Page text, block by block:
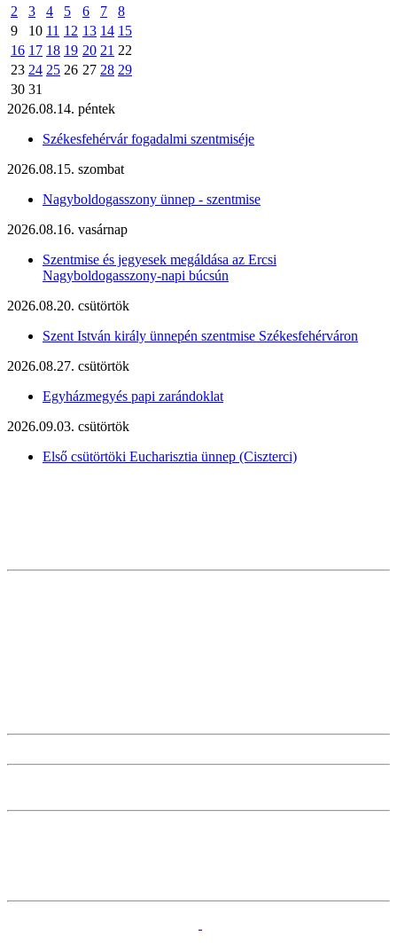
2
3 4 5 6 7
8
9
10 11 12 13 14 15
16 17 18 19 20 21 22
23 24 25 26 27 28 29
30 31
2026.08.14. péntek
Székesfehérvár fogadalmi szentmiséje
2026.08.15. szombat
Nagyboldogasszony ünnep - szentmise
2026.08.16. vasárnap
Szentmise és jegyesek megáldása az Ercsi
Nagyboldogasszony-napi búcsún
2026.08.20. csütörtök
Szent István király ünnepén szentmise Székesfehérváron
2026.08.27. csütörtök
Egyházmegyés papi zarándoklat
2026.09.03. csütörtök
Első csütörtöki Eucharisztia ünnep (Ciszterci)